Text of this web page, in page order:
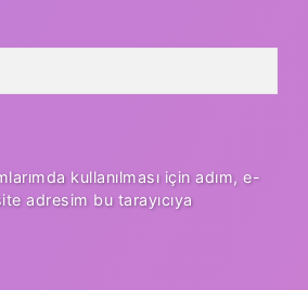
kullanılması için adım, e-
adresim bu tarayıcıya